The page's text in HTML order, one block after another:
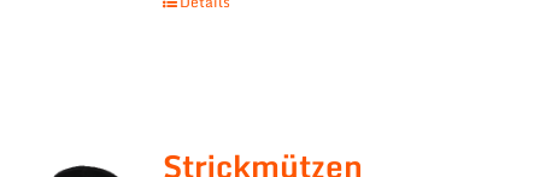
Strickmützen